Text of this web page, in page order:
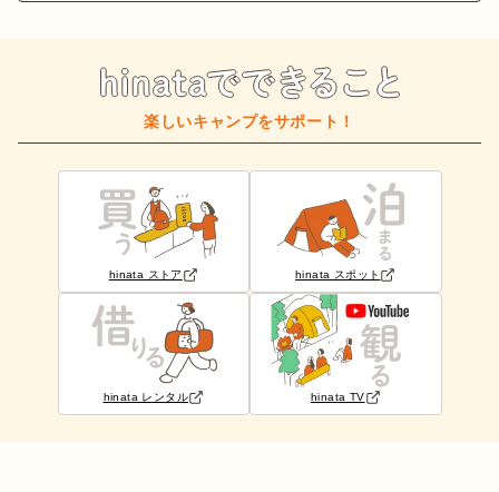
楽しいキャンプをサポート！
hinata ストア hinata スポット
hinata レンタル hinata TV